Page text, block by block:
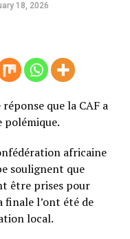
18, 2026
que la CAF a
africaine
soulignent que
être prises pour
finale l’ont été de
local.